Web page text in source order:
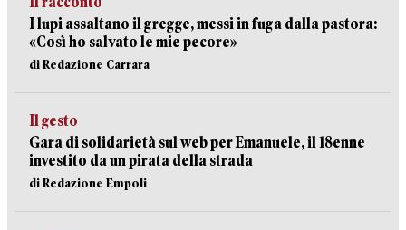
I lupi assaltano il gregge, messi in fuga dalla pastora:
«Così ho salvato le mie pecore»
di Redazione Carrara
Il gesto
Gara di solidarietà sul web per Emanuele, il 18enne
investito da un pirata della strada
di Redazione Empoli